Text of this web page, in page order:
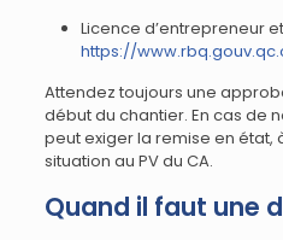
Licence d’entrepreneur
https://
Attendez toujours une
début du chantier. En cas de
peut exiger la remise en état,
situation au PV du CA.
Quand il faut une